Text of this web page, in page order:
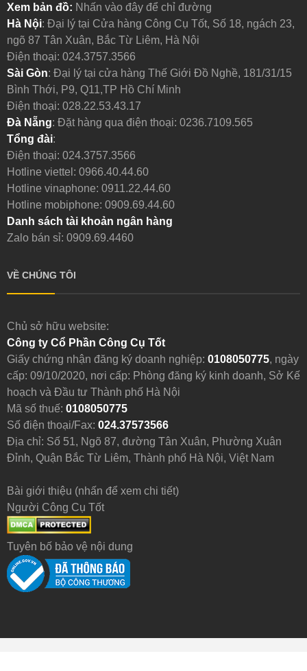
Xem bản đồ: Nhấn vào đây để chỉ đường
Hà Nội: Đại lý tại Cửa hàng Công Cụ Tốt, Số 18, ngách 23,
ngõ 87 Tân Xuân, Bắc Từ Liêm, Hà Nội
Điện thoại: 024.3757.3566
Sài Gòn: Đại lý tại cửa hàng Thế Giới Đồ Nghề, 181/31/15
Bình Thới, P9, Q11,TP Hồ Chí Minh
Điện thoại: 028.22.53.43.17
Đà Nẵng: Đặt hàng qua điện thoại: 0236.7109.565
Tổng đài:
Điện thoại: 024.3757.3566
Hotline viettel: 0966.40.44.60
Hotline vinaphone: 0911.22.44.60
Hotline mobiphone: 0909.69.44.60
Danh sách tài khoản ngân hàng
Zalo bán sỉ: 0909.69.4460
VỀ CHÚNG TÔI
Chủ sở hữu website:
Công ty Cổ Phần Công Cụ Tốt
Giấy chứng nhận đăng ký doanh nghiệp: 0108050775, ngày
cấp: 09/10/2020, nơi cấp: Phòng đăng ký kinh doanh, Sở Kế
hoạch và Đầu tư Thành phố Hà Nội
Mã số thuế: 0108050775
Số điện thoại/Fax: 024.37573566
Địa chỉ: Số 51, Ngõ 87, đường Tân Xuân, Phường Xuân
Đỉnh, Quận Bắc Từ Liêm, Thành phố Hà Nội, Việt Nam
Bài giới thiệu (nhấn để xem chi tiết)
Người Công Cụ Tốt
Tuyên bố bảo vệ nội dung